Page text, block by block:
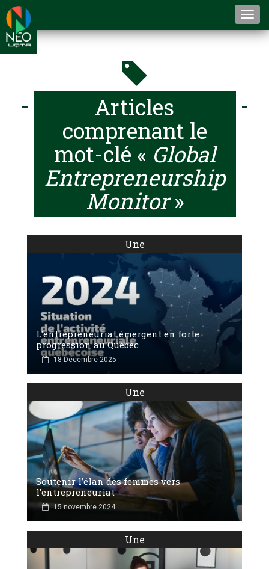
Articles
comprenant le
mot-clé « Global
Entrepreneurship
Monitor»
Une
L'entrepreneuriat émergent en forte
progression au Québec
18 Décembre 2025
Une
Soutenir l’élan des femmes vers
l’entrepreneuriat
15 novembre 2024
Une